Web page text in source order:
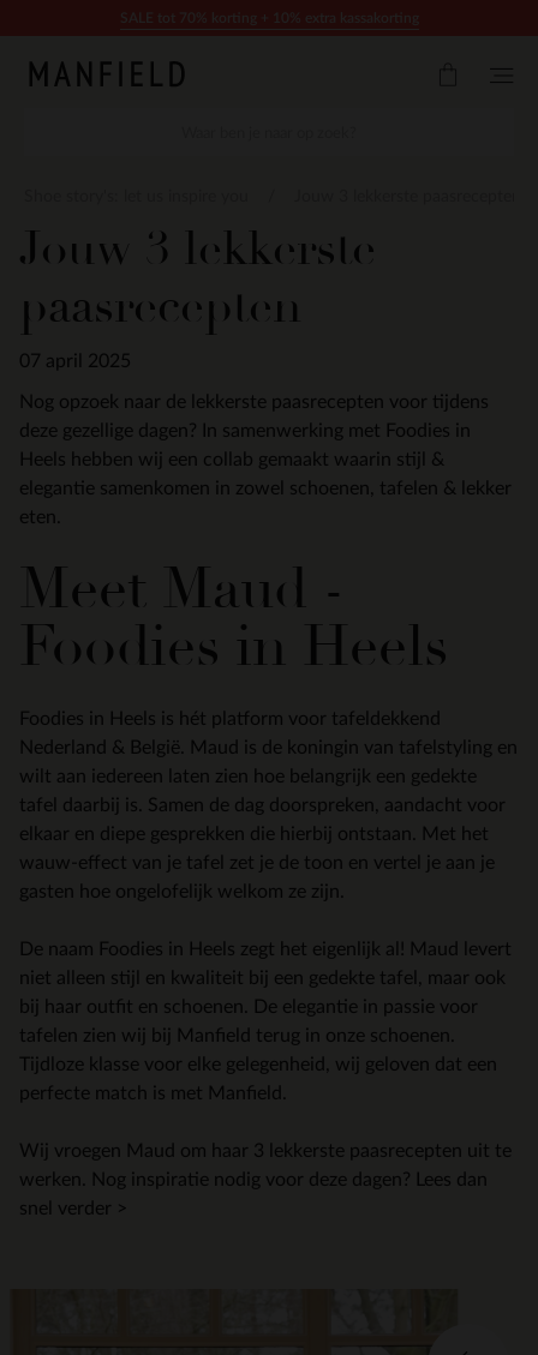
Jouw 3 lekkerste
paasrecepten
07 april 2025
Nog opzoek naar de lekkerste paasrecepten voor tijdens
deze gezellige dagen? In samenwerking met Foodies in
Heels hebben wij een collab gemaakt waarin stijl &
elegantie samenkomen in zowel schoenen, tafelen & lekker
eten.
Meet Maud -
Foodies in Heels
Foodies in Heels is hét platform voor tafeldekkend
Nederland & België. Maud is de koningin van tafelstyling en
wilt aan iedereen laten zien hoe belangrijk een gedekte
tafel daarbij is. Samen de dag doorspreken, aandacht voor
elkaar en diepe gesprekken die hierbij ontstaan. Met het
wauw-effect van je tafel zet je de toon en vertel je aan je
gasten hoe ongelofelijk welkom ze zijn.
De naam Foodies in Heels zegt het eigenlijk al! Maud levert
niet alleen stijl en kwaliteit bij een gedekte tafel, maar ook
bij haar outfit en schoenen. De elegantie in passie voor
tafelen zien wij bij Manfield terug in onze schoenen.
Tijdloze klasse voor elke gelegenheid, wij geloven dat een
perfecte match is met Manfield.
Wij vroegen Maud om haar 3 lekkerste paasrecepten uit te
werken. Nog inspiratie nodig voor deze dagen? Lees dan
snel verder >